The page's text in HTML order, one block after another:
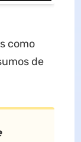
como
de